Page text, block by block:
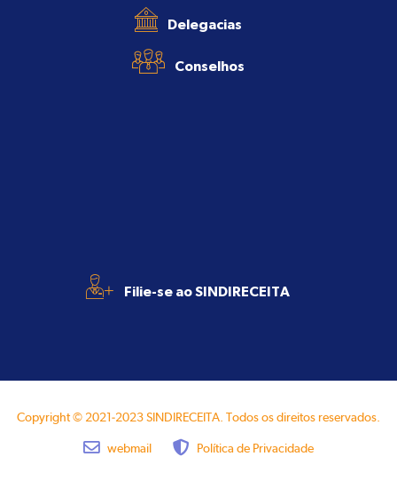
Delegacias
Conselhos
+ Filie-se ao SINDIRECEITA
Copyright © 2021-2023 SINDIRECEITA. Todos os direitos reservados.
webmail Política de Privacidade